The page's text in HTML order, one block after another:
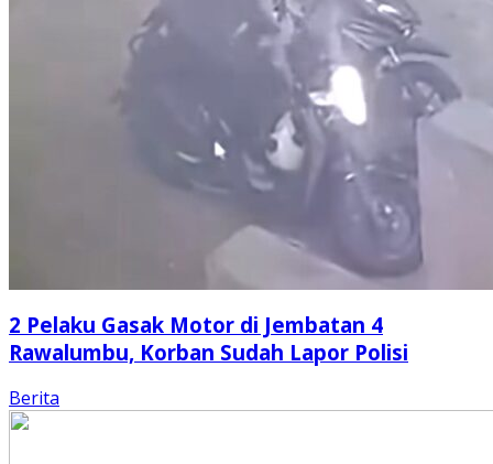
2 Pelaku Gasak Motor di Jembatan 4
Rawalumbu, Korban Sudah Lapor Polisi
Berita